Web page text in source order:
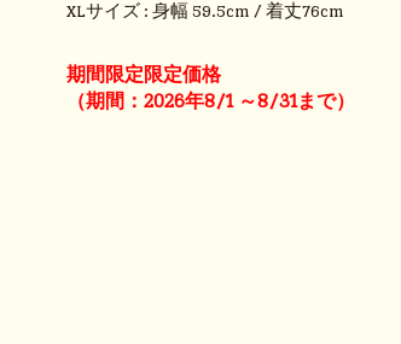
XLサイズ : 身幅 59.5cm / 着丈76cm
期間限定限定価格
（期間：2026年8/1 ～8/31まで）